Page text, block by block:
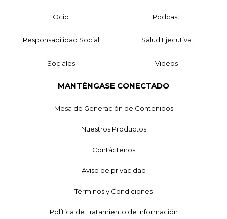
Ocio Podcast
Responsabilidad Social Salud Ejecutiva
Sociales Videos
MANTÉNGASE CONECTADO
Mesa de Generación de Contenidos
Nuestros Productos
Contáctenos
Aviso de privacidad
Términos y Condiciones
Política de Tratamiento de Información